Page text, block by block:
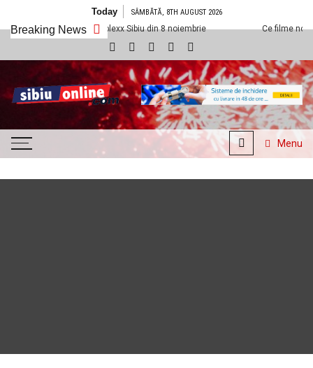
Today SÂMBĂTĂ, 8TH AUGUST 2026
Breaking News
vedem la Cineplexx Sibiu din 8 noiembrie Ce filme noi vedem la
SibiuOnline.com
… locatii si evenimente din
Sibiu!!!
Menu